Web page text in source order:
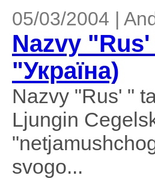
05/03/2004 |
Nazvy
"Україна)
Nazvy "Rus' "
Ljungin
svogo...